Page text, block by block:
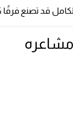
قد تصنع فرقًا